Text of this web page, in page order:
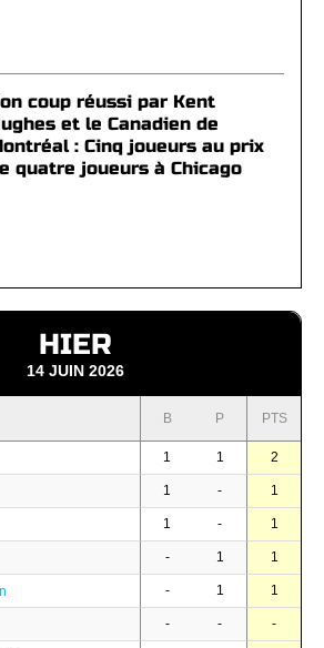
coup réussi par Kent
et le Canadien de
: Cinq joueurs au prix
quatre joueurs à Chicago
HIER
14 JUIN 2026
B P PTS
1 1 2
1 - 1
1 - 1
- 1 1
- 1 1
- - -